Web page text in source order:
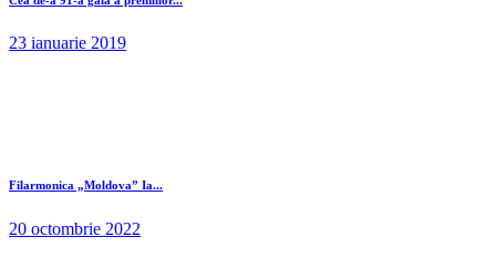
23 ianuarie 2019
Filarmonica „Moldova” Ia...
20 octombrie 2022